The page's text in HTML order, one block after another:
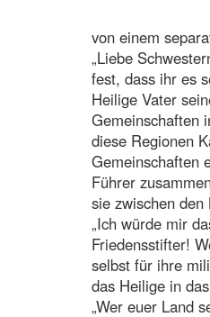
von einem
„Liebe
fest, dass ihr es
Heilige Vater
Gemeinschaften
diese Regionen
Gemeinschaften
Führer
sie zwischen
„Ich würde mir
Friedensstifter!
selbst für ihre
das Heilige in
„Wer euer Land